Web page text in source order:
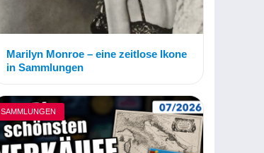
Marilyn Monroe – eine zeitlose Ikone
in Sammlungen
SAMMLUNGEN